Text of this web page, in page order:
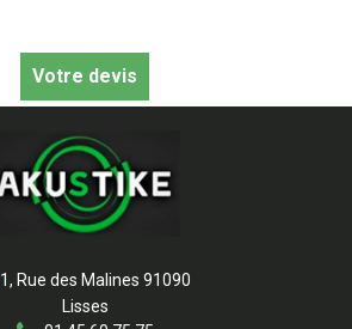
Votre devis
1, Rue des Malines 91090
Lisses